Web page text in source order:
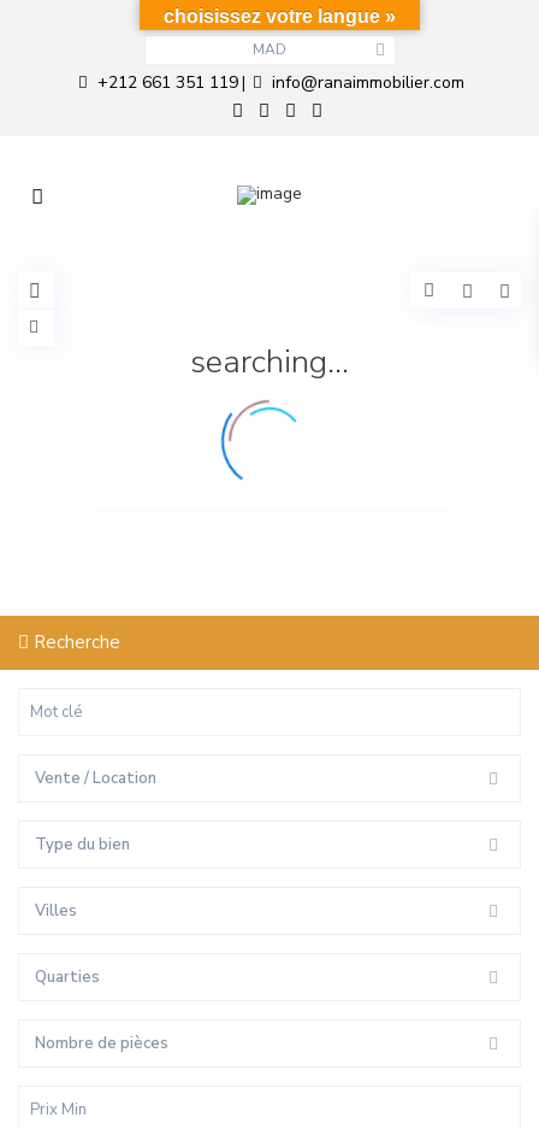
MAD
+212 661 351 119| info@ranaimmobilier.com
searching...
Recherche
Vente / Location
Type du bien
Villes
Quarties
Nombre de pièces
choisissez votre langue »